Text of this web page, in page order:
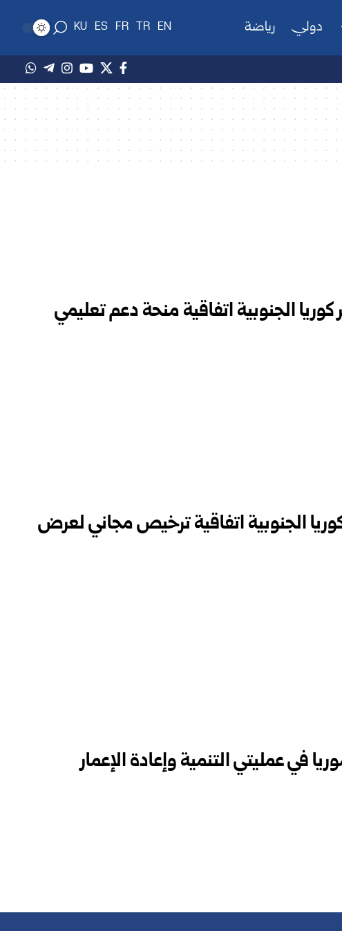
دولي رياضة EN
TR
FR
ES
KU
الجنوبية اتفاقية منحة دعم تعليمي
الجنوبية اتفاقية ترخيص مجاني لعرض
في عمليتي التنمية وإعادة الإعمار